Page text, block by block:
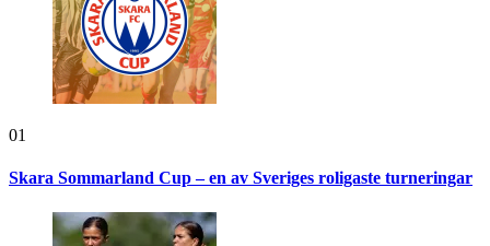
01
Skara Sommarland Cup – en av Sveriges roligaste turneringar